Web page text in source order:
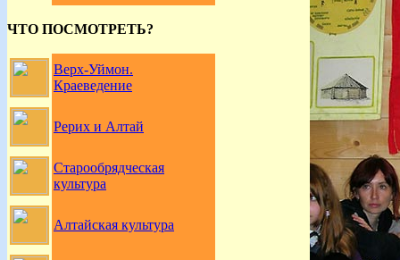
ЧТО ПОСМОТРЕТЬ?
Верх-Уймон.
Краеведение
Рерих и Алтай
Старообрядческая
культура
Алтайская культура